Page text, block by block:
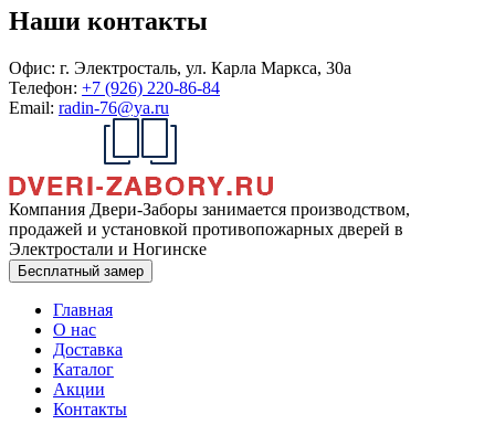
Наши контакты
Офис: г. Электросталь, ул. Карла Маркса, 30а
Телефон: +7 (926) 220-86-84
Email: radin-76@ya.ru
Компания Двери-Заборы занимается производством,
продажей и установкой противопожарных дверей в
Электростали и Ногинске
Бесплатный замер
Главная
О нас
Доставка
Каталог
Акции
Контакты